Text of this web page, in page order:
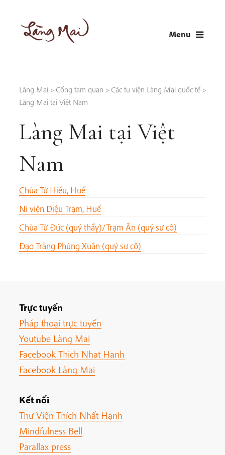
content
Menu
Làng Mai > Cổng tam quan > Các tu viện Làng Mai quốc tế >
Làng Mai tại Việt Nam
Làng Mai tại Việt
Nam
Chùa Từ Hiếu, Huế
Ni viện Diệu Trạm, Huế
Chùa Từ Đức (quý thầy)/Trạm Ân (quý sư cô)
Đạo Tràng Phùng Xuân (quý sư cô)
Trực tuyến
Pháp thoại trực tuyến
Youtube Làng Mai
Facebook Thich Nhat Hanh
Facebook Làng Mai
Kết nối
Thư Viện Thích Nhất Hạnh
Mindfulness Bell
Parallax press